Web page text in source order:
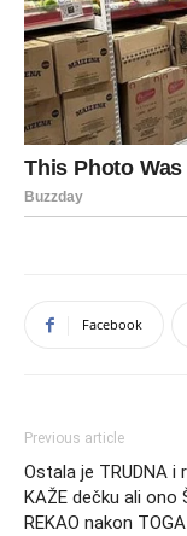
Facebook
Previous article
Ostala je TRUDNA i
KAŽE dečku ali ono
REKAO nakon